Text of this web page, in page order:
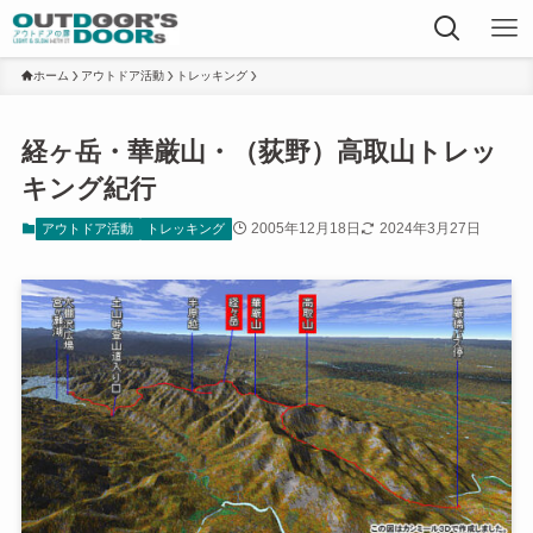
ホーム アウトドア活動 トレッキング
経ヶ岳・華厳山・（荻野）高取山トレッ
キング紀行
アウトドア活動 トレッキング 2005年12月18日 2024年3月27日